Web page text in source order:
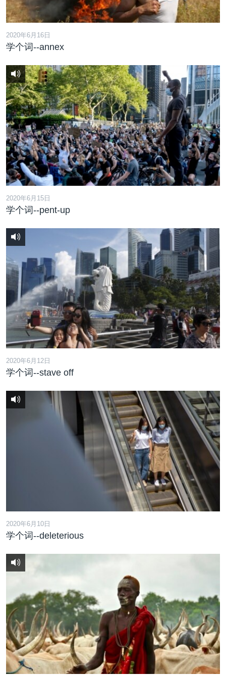
2020年6月16日
学个词--annex
2020年6月15日
学个词--pent-up
2020年6月12日
学个词--stave off
2020年6月10日
学个词--deleterious